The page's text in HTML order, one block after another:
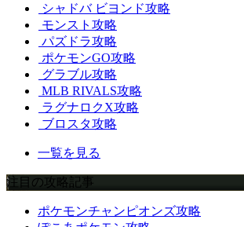
シャドバ ビヨンド攻略
モンスト攻略
パズドラ攻略
ポケモンGO攻略
グラブル攻略
MLB RIVALS攻略
ラグナロクX攻略
ブロスタ攻略
一覧を見る
注目の攻略記事
ポケモンチャンピオンズ攻略